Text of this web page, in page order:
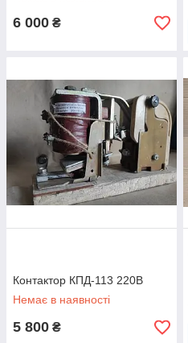
6 000 ₴
Контактор КПД-113 220В
Немає в наявності
5 800 ₴